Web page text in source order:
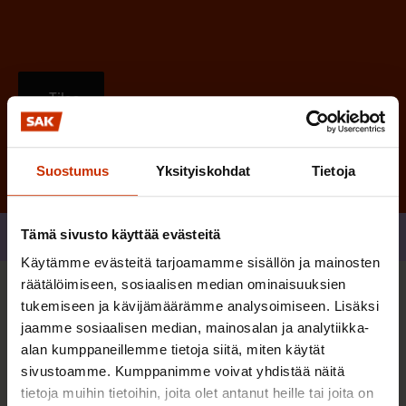
Suostumus Yksityiskohdat Tietoja
Tämä sivusto käyttää evästeitä
Käytämme evästeitä tarjoamamme sisällön ja mainosten
räätälöimiseen, sosiaalisen median ominaisuuksien
tukemiseen ja kävijämäärämme analysoimiseen. Lisäksi
jaamme sosiaalisen median, mainosalan ja analytiikka-
alan kumppaneillemme tietoja siitä, miten käytät
sivustoamme. Kumppanimme voivat yhdistää näitä
tietoja muihin tietoihin, joita olet antanut heille tai joita on
Tilaa
Jaa
Sinua saattaa myös kiinnostaa
TERVE JA HYVÄ TYÖELÄMÄ